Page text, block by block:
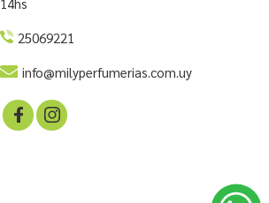
25069221
info@milyperfumerias.com.uy